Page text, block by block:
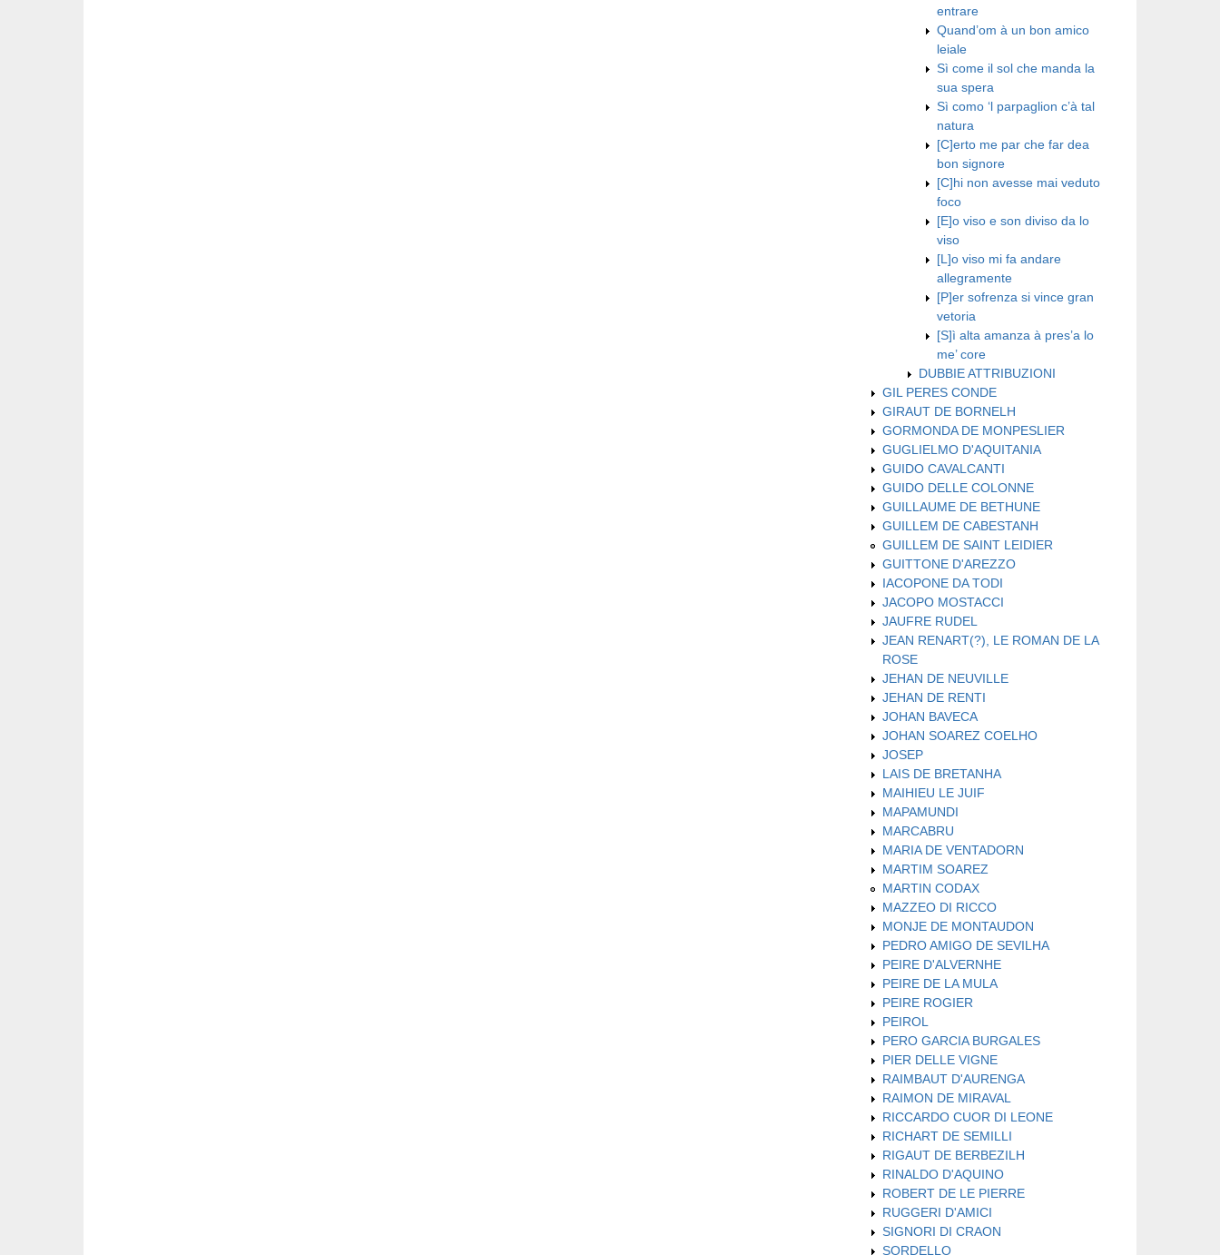
entrare
Quand’om à un bon amico
leiale
Sì come il sol che manda la
sua spera
Sì como ‘l parpaglion c’à tal
natura
[C]erto me par che far dea
bon signore
[C]hi non avesse mai veduto
foco
[E]o viso e son diviso da lo
viso
[L]o viso mi fa andare
allegramente
[P]er sofrenza si vince gran
vetoria
[S]ì alta amanza à pres’a lo
me’ core
DUBBIE ATTRIBUZIONI
GIL PERES CONDE
GIRAUT DE BORNELH
GORMONDA DE MONPESLIER
GUGLIELMO D'AQUITANIA
GUIDO CAVALCANTI
GUIDO DELLE COLONNE
GUILLAUME DE BETHUNE
GUILLEM DE CABESTANH
GUILLEM DE SAINT LEIDIER
GUITTONE D'AREZZO
IACOPONE DA TODI
JACOPO MOSTACCI
JAUFRE RUDEL
JEAN RENART(?), LE ROMAN DE LA
ROSE
JEHAN DE NEUVILLE
JEHAN DE RENTI
JOHAN BAVECA
JOHAN SOAREZ COELHO
JOSEP
LAIS DE BRETANHA
MAIHIEU LE JUIF
MAPAMUNDI
MARCABRU
MARIA DE VENTADORN
MARTIM SOAREZ
MARTIN CODAX
MAZZEO DI RICCO
MONJE DE MONTAUDON
PEDRO AMIGO DE SEVILHA
PEIRE D'ALVERNHE
PEIRE DE LA MULA
PEIRE ROGIER
PEIROL
PERO GARCIA BURGALES
PIER DELLE VIGNE
RAIMBAUT D'AURENGA
RAIMON DE MIRAVAL
RICCARDO CUOR DI LEONE
RICHART DE SEMILLI
RIGAUT DE BERBEZILH
RINALDO D'AQUINO
ROBERT DE LE PIERRE
RUGGERI D'AMICI
SIGNORI DI CRAON
SORDELLO